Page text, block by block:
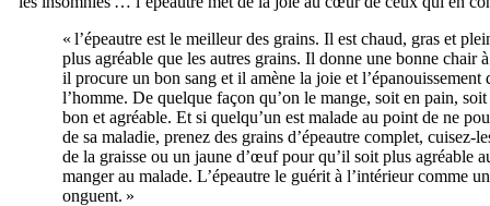
« l’épeautre est le meilleur des grains. Il est chaud, gras et
plus agréable que les autres grains. Il donne une bonne chair
il procure un bon sang et il amène la joie et l’épanouissement
l’homme. De quelque façon qu’on le mange, soit en pain,
bon et agréable. Et si quelqu’un est malade au point de ne
de sa maladie, prenez des grains d’épeautre complet, cuisez-
de la graisse ou un jaune d’œuf pour qu’il soit plus agréable
manger au malade. L’épeautre le guérit à l’intérieur comme
onguent. »